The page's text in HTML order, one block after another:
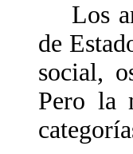
Los
de
social,
Pero la